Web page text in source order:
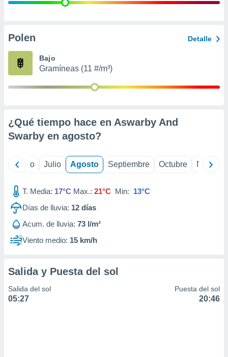
e
publicidad
Polen Detalle
Bajo
Gramíneas (11 #/m³)
¿Qué tiempo hace en Aswarby And
Swarby en agosto?
Junio Julio Agosto Septiembre Octubre
T. Media: 17°C Max.: 21°C Min: 13°C
Días de lluvia: 12 días
Acum. de lluvia: 73 l/m²
Viento medio: 15 km/h
Salida y Puesta del sol
Salida del sol
05:27
Puesta del sol
20:46